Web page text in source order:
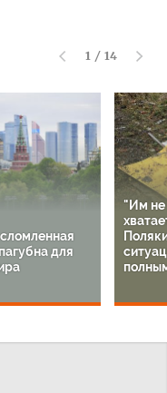
1 / 14
для
"Им не